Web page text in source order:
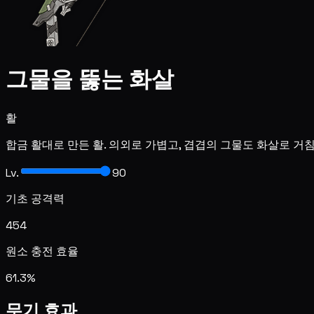
그물을 뚫는 화살
활
합금 활대로 만든 활. 의외로 가볍고, 겹겹의 그물도 화살로 거
Lv.
90
기초 공격력
454
원소 충전 효율
61.3%